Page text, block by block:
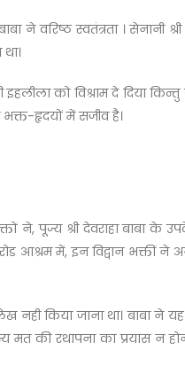
वरिष्ठ स्वतंत्रता । सेनानी
को विश्राम दे दिया
हृदयों में सजीव है।
ने, पूज्य श्री देवराहा बाबा के
आश्रम में, इन विद्वान
किया जाना था। बाबा ने
रथापना का प्रयास न होना